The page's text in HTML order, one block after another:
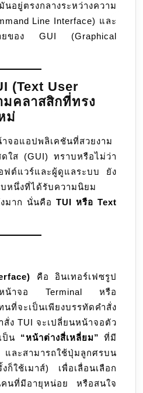
อยู่ตรงกลางระหว่างความ
Line Interface) และ
ายของ GUI (Graphical
(Text User
คลาสสิกที่ทรง
ม่
จอแอปพลิเคชันที่สวยงาม
ใส (GUI) ทราบหรือไม่ว่า
ฟต์แวร์และผู้ดูแลระบบ ยัง
หนึ่งที่ได้รับความนิยม
มาก นั่นคือ TUI หรือ Text
คือ อินเทอร์เฟซรูป
หน้าจอ Terminal หรือ
ที่จะเป็นเพียงบรรทัดคำสั่ง
ง TUI จะเปลี่ยนหน้าจอตัว
ป็น “หน้าต่างสี่เหลี่ยม” ที่มี
ะสามารถใช้ปุ่มลูกศรบน
ใช้เมาส์) เพื่อเลื่อนเลือก
นที่มีอายุหน่อย หรือสนใจ